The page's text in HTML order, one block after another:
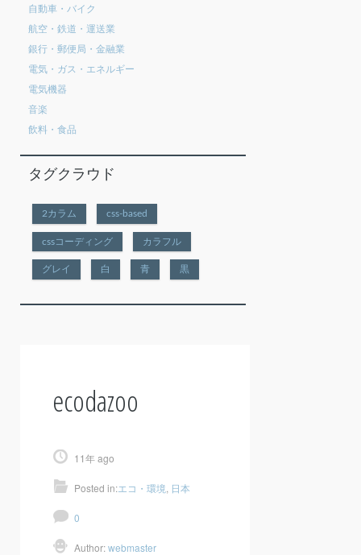
自動車・バイク
航空・鉄道・運送業
銀行・郵便局・金融業
電気・ガス・エネルギー
電気機器
音楽
飲料・食品
タグクラウド
2カラム css-based
cssコーディング カラフル
グレイ 白 青 黒
ecodazoo
11年 ago
Posted in:エコ・環境 日本
0
Author:webmaster